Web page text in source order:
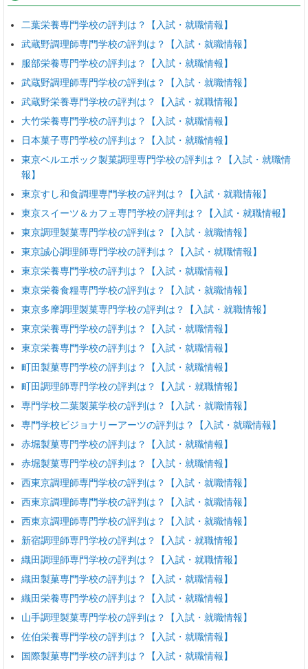
二葉栄養専門学校の評判は？【入試・就職情報】
武蔵野調理師専門学校の評判は？【入試・就職情報】
服部栄養専門学校の評判は？【入試・就職情報】
武蔵野調理師専門学校の評判は？【入試・就職情報】
武蔵野栄養専門学校の評判は？【入試・就職情報】
大竹栄養専門学校の評判は？【入試・就職情報】
日本菓子専門学校の評判は？【入試・就職情報】
東京ベルエポック製菓調理専門学校の評判は？【入試・就職情
報】
東京すし和食調理専門学校の評判は？【入試・就職情報】
東京スイーツ＆カフェ専門学校の評判は？【入試・就職情報】
東京調理製菓専門学校の評判は？【入試・就職情報】
東京誠心調理師専門学校の評判は？【入試・就職情報】
東京栄養専門学校の評判は？【入試・就職情報】
東京栄養食糧専門学校の評判は？【入試・就職情報】
東京多摩調理製菓専門学校の評判は？【入試・就職情報】
東京栄養専門学校の評判は？【入試・就職情報】
東京栄養専門学校の評判は？【入試・就職情報】
町田製菓専門学校の評判は？【入試・就職情報】
町田調理師専門学校の評判は？【入試・就職情報】
専門学校二葉製菓学校の評判は？【入試・就職情報】
専門学校ビジョナリーアーツの評判は？【入試・就職情報】
赤堀製菓専門学校の評判は？【入試・就職情報】
赤堀製菓専門学校の評判は？【入試・就職情報】
西東京調理師専門学校の評判は？【入試・就職情報】
西東京調理師専門学校の評判は？【入試・就職情報】
西東京調理師専門学校の評判は？【入試・就職情報】
新宿調理師専門学校の評判は？【入試・就職情報】
織田調理師専門学校の評判は？【入試・就職情報】
織田製菓専門学校の評判は？【入試・就職情報】
織田栄養専門学校の評判は？【入試・就職情報】
山手調理製菓専門学校の評判は？【入試・就職情報】
佐伯栄養専門学校の評判は？【入試・就職情報】
国際製菓専門学校の評判は？【入試・就職情報】